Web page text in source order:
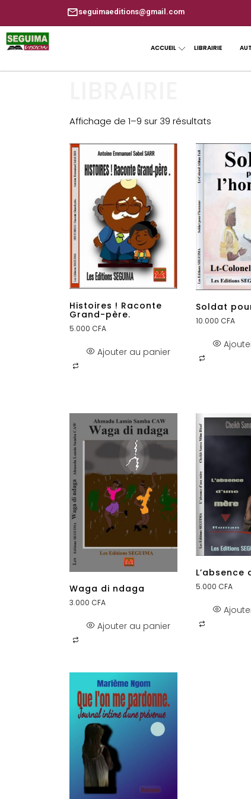
seguimaeditions@gmail.com
ACCUEIL LIBRAIRIE
Affichage de 1–9 sur 39 résultats
Histoires ! Raconte
Grand-père.
5.000 CFA
Ajouter au panier
Soldat
10.000 CFA
Waga di ndaga
3.000 CFA
Ajouter au panier
L’absence
5.000 CFA